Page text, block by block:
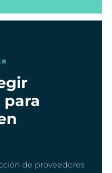
de proveedores